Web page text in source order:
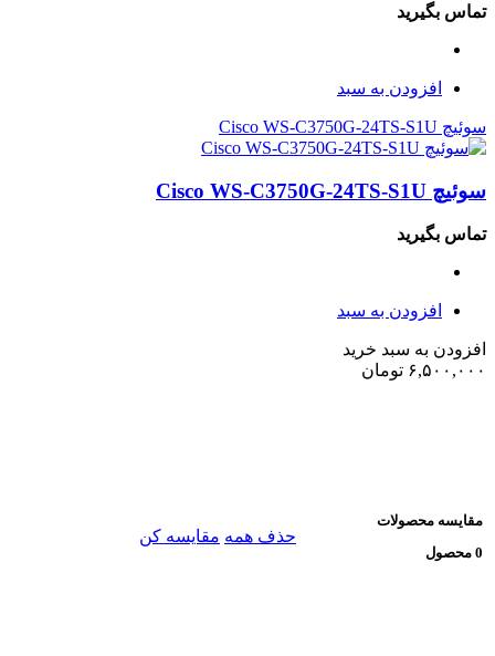
تماس بگیرید
افزودن به سبد
سوئیچ Cisco WS-C3750G-24TS-S1U
سوئیچ Cisco WS-C3750G-24TS-S1U
تماس بگیرید
افزودن به سبد
افزودن به سبد خرید
۶,۵۰۰,۰۰۰ تومان
مقایسه محصولات
0 محصول
حذف همه مقایسه کن